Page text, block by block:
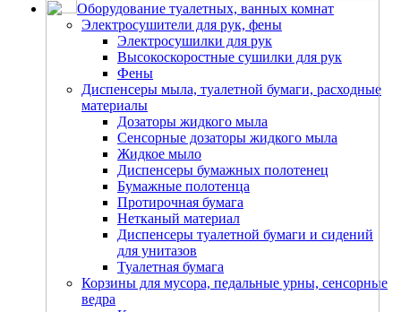
Оборудование туалетных, ванных комнат
Электросушители для рук, фены
Электросушилки для рук
Высокоскоростные сушилки для рук
Фены
Диспенсеры мыла, туалетной бумаги, расходные
материалы
Дозаторы жидкого мыла
Сенсорные дозаторы жидкого мыла
Жидкое мыло
Диспенсеры бумажных полотенец
Бумажные полотенца
Протирочная бумага
Нетканый материал
Диспенсеры туалетной бумаги и сидений
для унитазов
Туалетная бумага
Корзины для мусора, педальные урны, сенсорные
ведра